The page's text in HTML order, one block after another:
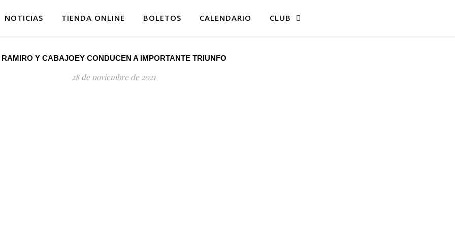
NOTICIAS TIENDA ONLINE BOLETOS CALENDARIO CLUB
RAMIRO Y CABAJOEY CONDUCEN A IMPORTANTE TRIUNFO
28 de noviembre de 2021